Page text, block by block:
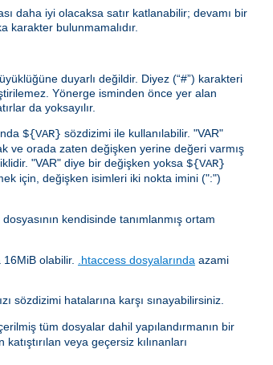
daha iyi olacaksa satır katlanabilir; devamı bir
karakter bulunmamalıdır.
duyarlı değildir. Diyez (“#”) karakteri
Yönerge isminden önce yer alan
da yoksayılır.
${VAR} sözdizimi ile kullanılabilir. "VAR"
ve orada zaten değişken yerine değeri varmış
"VAR" diye bir değişken yoksa ${VAR}
için, değişken isimleri iki nokta imini (":")
kendisinde tanımlanmış ortam
16MiB olabilir. .htaccess dosyalarında azami
sözdizimi hatalarına karşı sınayabilirsiniz.
tüm dosyalar dahil yapılandırmanın bir
veya geçersiz kılınanları